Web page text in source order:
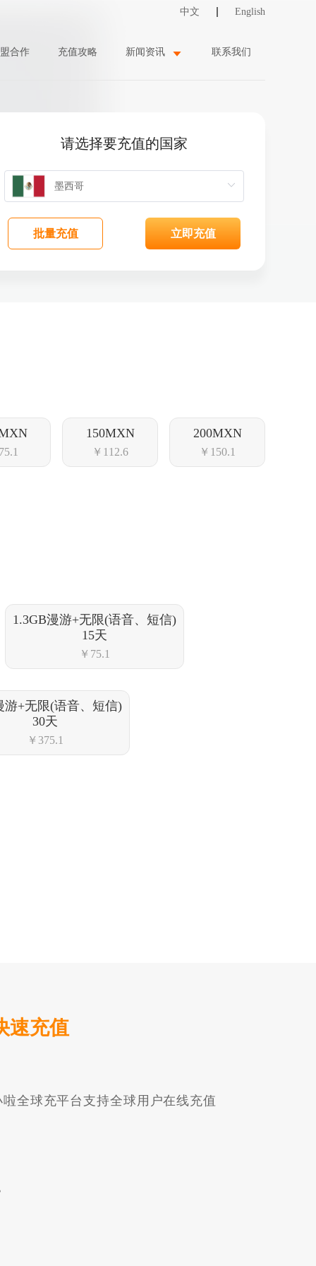
中文 English
合作 充值攻略 新闻资讯 联系我们
请选择要充值的国家
批量充值 立即充值
150MXN
￥112.6
200MXN
￥150.1
1.3GB漫游+无限(语音、短信)
15天
￥75.1
游+无限(语音、短信)
30天
￥375.1
速充值
全球充平台支持全球用户在线充值